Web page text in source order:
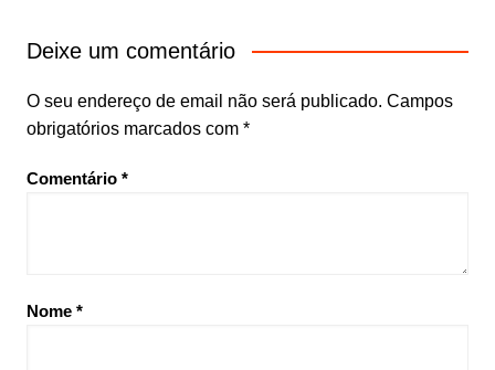
Deixe um comentário
O seu endereço de email não será publicado. Campos
obrigatórios marcados com *
Comentário *
Nome *